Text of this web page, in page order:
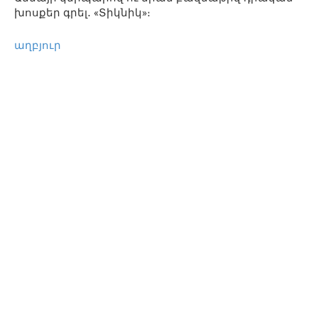
խոսքեր գրել․ «Տիկնիկ»։
աղբյուր